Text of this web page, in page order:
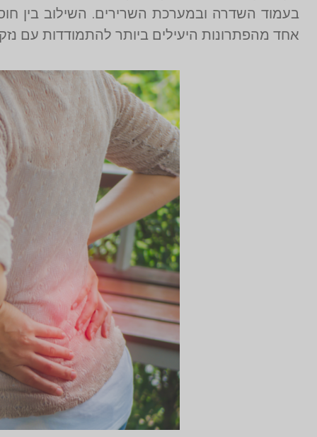
בעמוד השדרה ובמערכת השרירים. השילוב בין
אחד מהפתרונות היעילים ביותר להתמודדות עם